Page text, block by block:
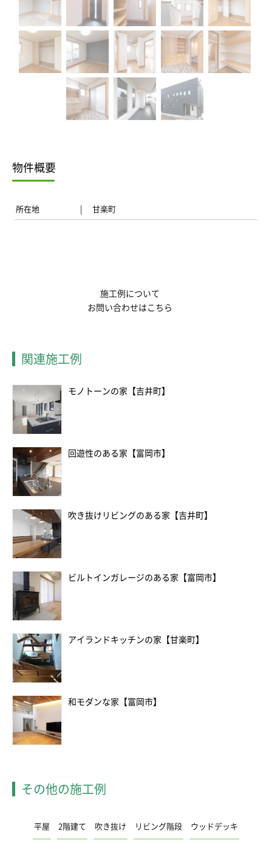
物件概要
所在地 甘楽町
施工例について
お問い合わせはこちら
関連施工例
モノトーンの家【吉井町】
回遊性のある家【富岡市】
吹き抜けリビングのある家【吉井町】
ビルトインガレージのある家【富岡市】
アイランドキッチンの家【甘楽町】
和モダンな家【富岡市】
その他の施工例
平屋 2階建て 吹き抜け リビング階段 ウッドデッキ